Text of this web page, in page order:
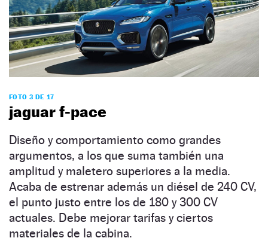
FOTO 3 DE 17
jaguar f-pace
Diseño y comportamiento como grandes
argumentos, a los que suma también una
amplitud y maletero superiores a la media.
Acaba de estrenar además un diésel de 240 CV,
el punto justo entre los de 180 y 300 CV
actuales. Debe mejorar tarifas y ciertos
materiales de la cabina.